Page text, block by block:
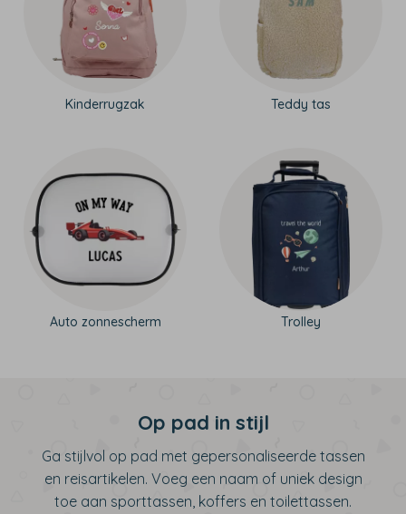
Kinderrugzak Teddy tas
Auto zonnescherm Trolley
Op pad in stijl
Ga stijlvol op pad met gepersonaliseerde tassen
en reisartikelen. Voeg een naam of uniek design
toe aan sporttassen, koffers en toilettassen.